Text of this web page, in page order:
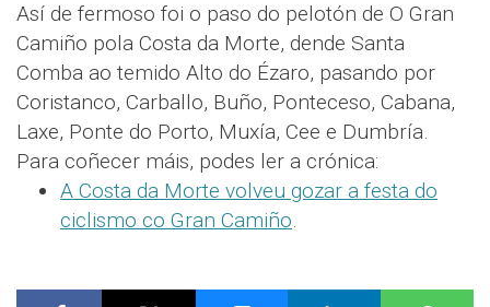
Así de fermoso foi o paso do pelotón de O Gran
Camiño pola Costa da Morte, dende Santa
Comba ao temido Alto do Ézaro, pasando por
Coristanco, Carballo, Buño, Ponteceso, Cabana,
Laxe, Ponte do Porto, Muxía, Cee e Dumbría.
Para coñecer máis, podes ler a crónica:
A Costa da Morte volveu gozar a festa do
ciclismo co Gran Camiño.